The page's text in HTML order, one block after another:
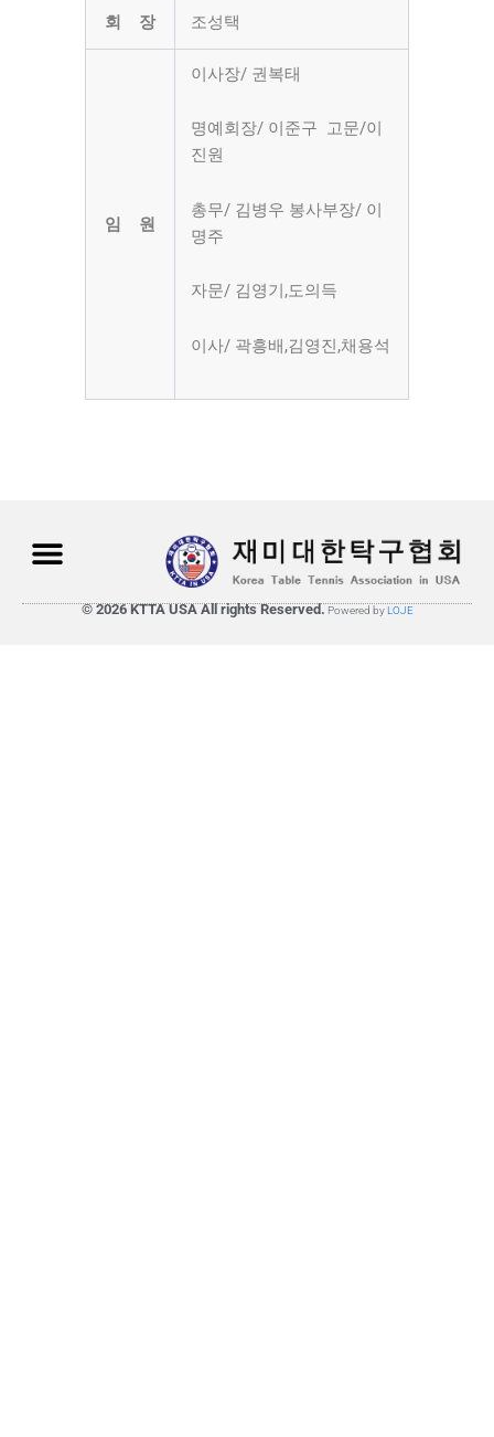
회 장 조성택
임 원
이사장/ 권복태
명예회장/ 이준구 고문/이
진원
총무/ 김병우 봉사부장/ 이
명주
자문/ 김영기,도의득
이사/ 곽흥배,김영진,채용석
© 2026 KTTA USA All rights Reserved. Powered by LOJE